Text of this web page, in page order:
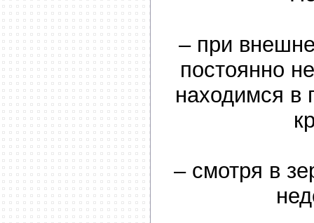
– при
постоянно
находимся в
– смотря в